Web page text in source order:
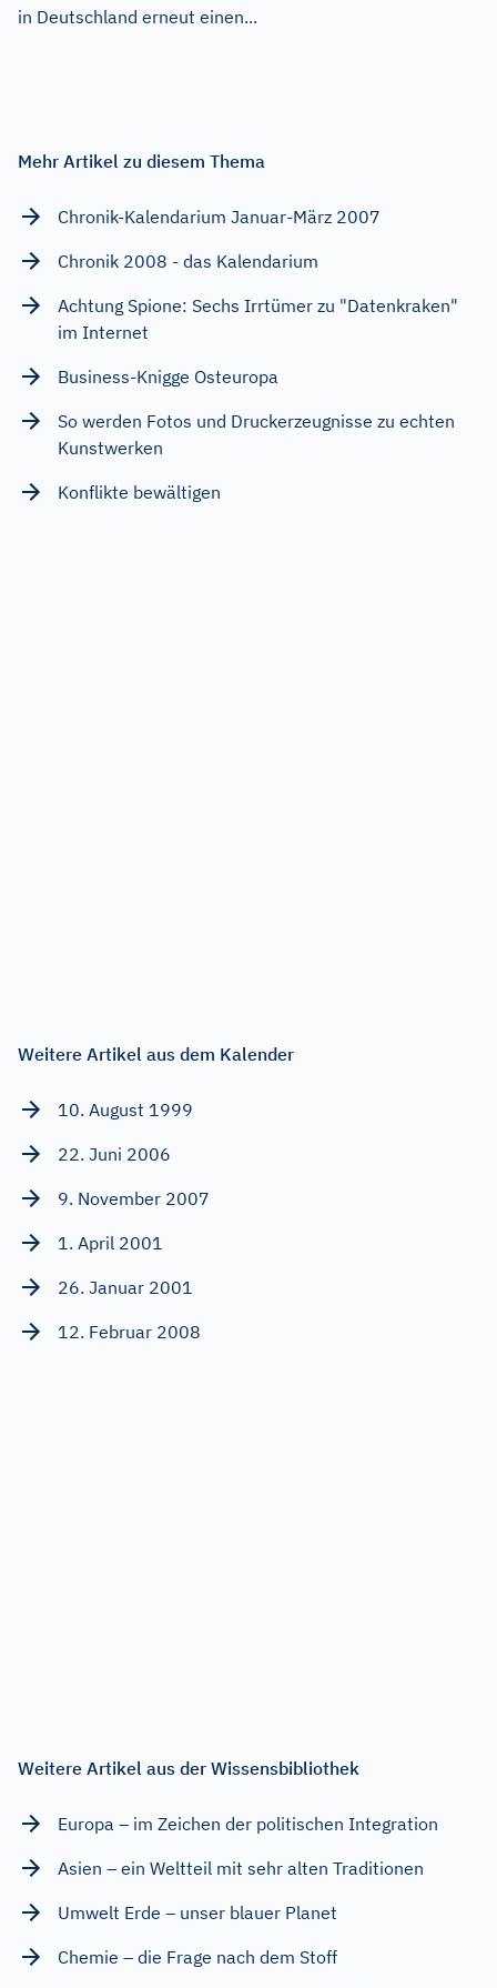
in Deutschland erneut einen...
Mehr Artikel zu diesem Thema
Chronik-Kalendarium Januar-März 2007
Chronik 2008 - das Kalendarium
Achtung Spione: Sechs Irrtümer zu "Datenkraken"
im Internet
Business-Knigge Osteuropa
So werden Fotos und Druckerzeugnisse zu echten
Kunstwerken
Konflikte bewältigen
Weitere Artikel aus dem Kalender
10. August 1999
22. Juni 2006
9. November 2007
1. April 2001
26. Januar 2001
12. Februar 2008
Weitere Artikel aus der Wissensbibliothek
Europa – im Zeichen der politischen Integration
Asien – ein Weltteil mit sehr alten Traditionen
Umwelt Erde – unser blauer Planet
Chemie – die Frage nach dem Stoff